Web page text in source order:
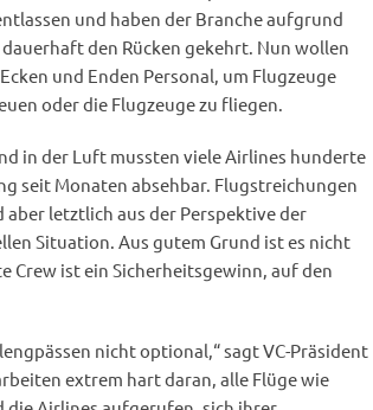
und haben der Branche aufgrund
den Rücken gekehrt. Nun wollen
und Enden Personal, um Flugzeuge
oder die Flugzeuge zu fliegen.
in der Luft mussten viele Airlines hunderte
seit Monaten absehbar. Flugstreichungen
letztlich aus der Perspektive der
Situation. Aus gutem Grund ist es nicht
Crew ist ein Sicherheitsgewinn, auf den
nicht optional,“ sagt VC-Präsident
extrem hart daran, alle Flüge wie